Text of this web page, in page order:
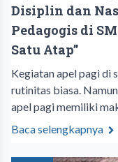
Disiplin dan
Pedagogis di
Satu Atap”
Kegiatan apel pagi di
rutinitas biasa.
apel pagi memiliki
Baca selengkapnya